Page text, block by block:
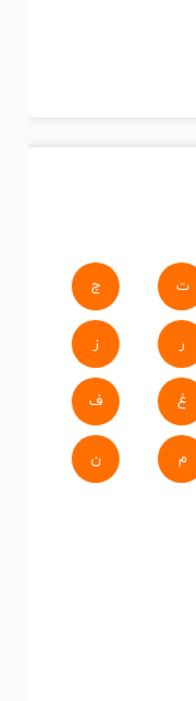
ت ج
ر ز
غ ف
م ن